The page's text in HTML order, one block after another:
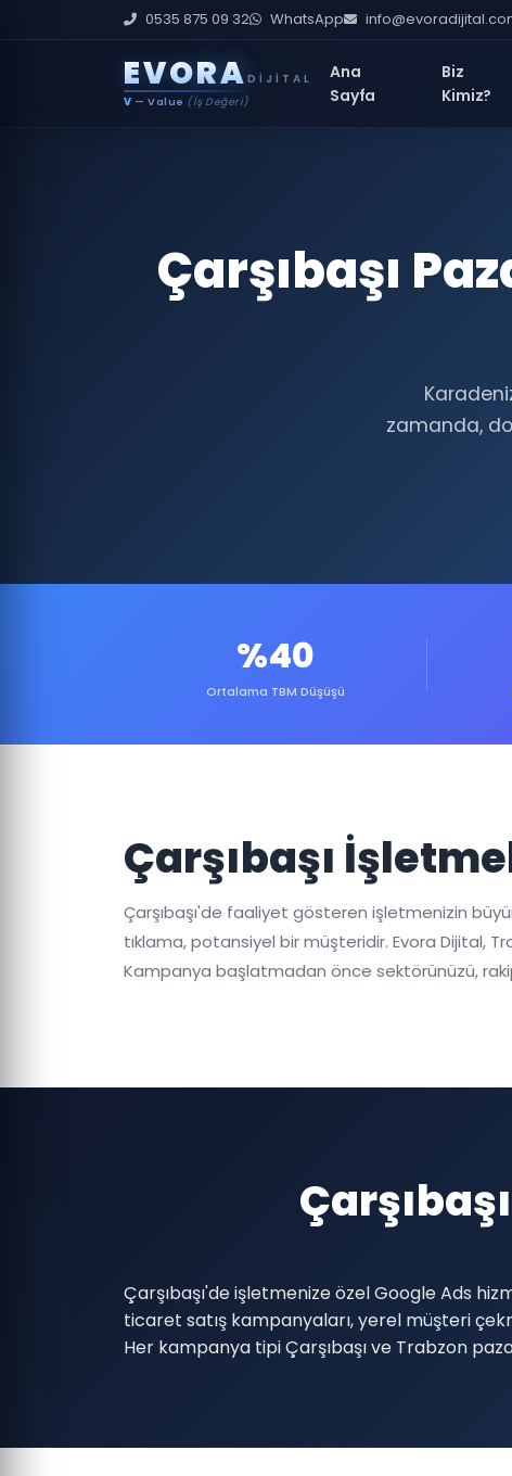
0535 875 09 32 WhatsApp
EVORA DIJITAL
V — Value (İş Değeri)
Ana
Sayfa
Biz
Kimiz?
Çarşıbaşı
zamanda,
%40
Ortalama TBM Düşüşü
Çarşıbaşı
Çarşıbaşı'de faaliyet gösteren işletmenizin
tıklama, potansiyel bir müşteridir. Evora Dijital,
Kampanya başlatmadan önce sektörünüzü,
Çarşıbaşı'de işletmenize özel Google Ads
ticaret satış kampanyaları, yerel müşteri
Her kampanya tipi Çarşıbaşı ve Trabzon